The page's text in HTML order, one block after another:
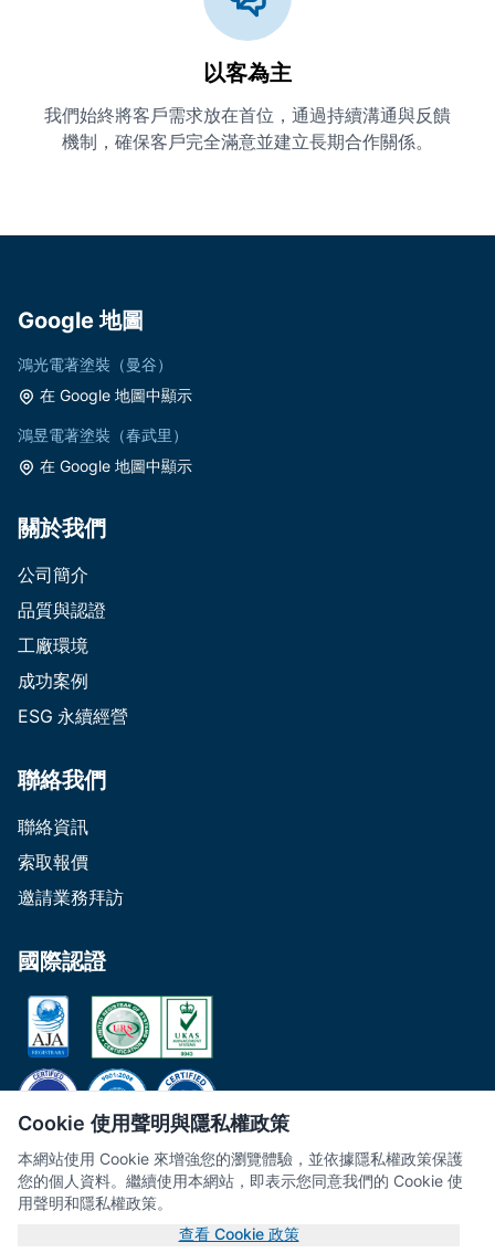
以客為主
我們始終將客戶需求放在首位，通過持續溝通與反饋
機制，確保客戶完全滿意並建立長期合作關係。
Google 地圖
鴻光電著塗裝（曼谷）
在 Google 地圖中顯示
鴻昱電著塗裝（春武里）
在 Google 地圖中顯示
關於我們
公司簡介
品質與認證
工廠環境
成功案例
ESG 永續經營
聯絡我們
聯絡資訊
索取報價
邀請業務拜訪
國際認證
© 2026 鴻光集團. 保留所有權利.
Cookie 使用聲明與隱私權政策
本網站使用 Cookie 來增強您的瀏覽體驗，並依據隱私權政策保護
您的個人資料。繼續使用本網站，即表示您同意我們的 Cookie 使
用聲明和隱私權政策。
查看 Cookie 政策